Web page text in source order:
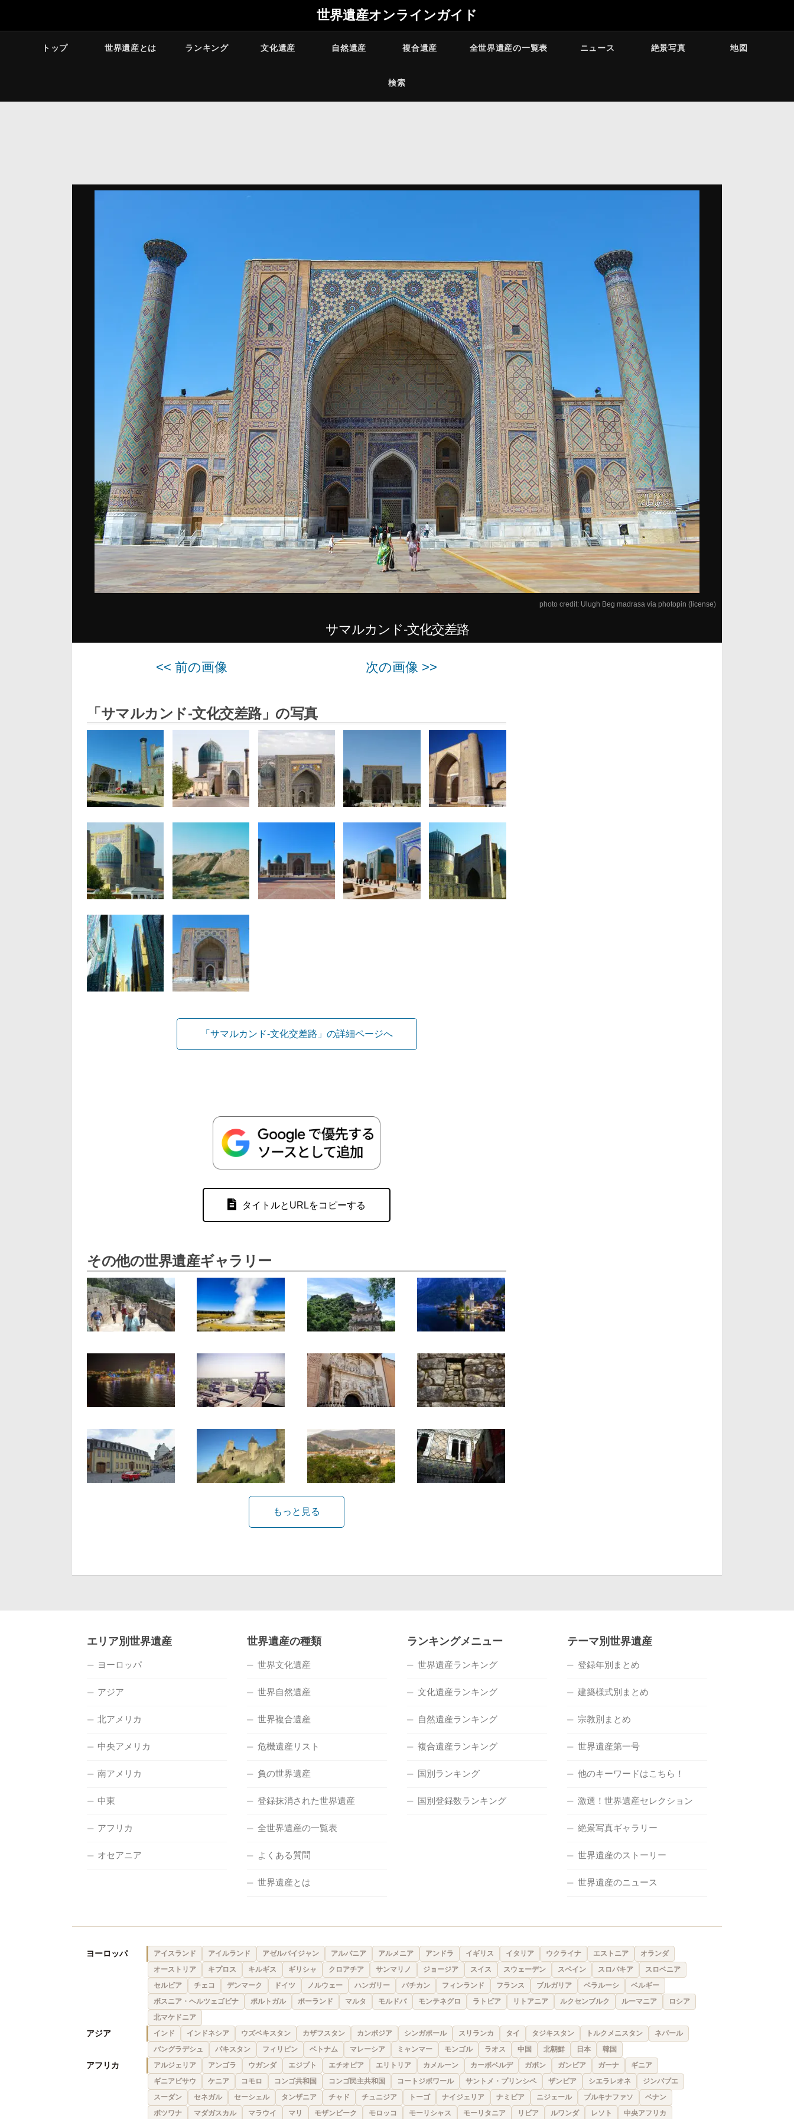
世界遺産オンラインガイド
トップ 世界遺産とは ランキング 文化遺産 自然遺産 複合遺産 全世界遺産の一覧表 ニュース 絶景写真 地図
検索
photo credit: Ulugh Beg madrasa via photopin (license)
サマルカンド-文化交差路
<< 前の画像 次の画像 >>
「サマルカンド-文化交差路」の写真
「サマルカンド-文化交差路」の詳細ページへ
タイトルとURLをコピーする
その他の世界遺産ギャラリー
もっと見る
エリア別世界遺産
ヨーロッパ
アジア
北アメリカ
中央アメリカ
南アメリカ
中東
アフリカ
オセアニア
世界遺産の種類
世界文化遺産
世界自然遺産
世界複合遺産
危機遺産リスト
負の世界遺産
登録抹消された世界遺産
全世界遺産の一覧表
よくある質問
世界遺産とは
ランキングメニュー
世界遺産ランキング
文化遺産ランキング
自然遺産ランキング
複合遺産ランキング
国別ランキング
国別登録数ランキング
テーマ別世界遺産
登録年別まとめ
建築様式別まとめ
宗教別まとめ
世界遺産第一号
他のキーワードはこちら！
激選！世界遺産セレクション
絶景写真ギャラリー
世界遺産のストーリー
世界遺産のニュース
ヨーロッパ アイスランド アイルランド アゼルバイジャン アルバニア アルメニア アンドラ イギリス イタリア ウクライナ エストニア
オランダ
オーストリア
キプロス キルギス ギリシャ クロアチア サンマリノ ジョージア スイス スウェーデン スペイン スロバキア
スロベニア
セルビア
チェコ デンマーク ドイツ ノルウェー ハンガリー バチカン フィンランド フランス ブルガリア ベラルーシ
ベルギー
ボスニア・ヘルツェゴビナ
ポルトガル ポーランド マルタ モルドバ モンテネグロ ラトビア リトアニア ルクセンブルク ルーマニア
ロシア
北マケドニア
アジア インド インドネシア ウズベキスタン カザフスタン カンボジア シンガポール スリランカ タイ タジキスタン トルクメニスタン
ネパール
バングラデシュ
パキスタン フィリピン ベトナム マレーシア ミャンマー モンゴル ラオス 中国 北朝鮮 日本 韓国
アフリカ アルジェリア アンゴラ ウガンダ エジプト エチオピア エリトリア カメルーン カーボベルデ ガボン ガンビア ガーナ
ギニア
ギニアビサウ
ケニア コモロ コンゴ共和国 コンゴ民主共和国 コートジボワール サントメ・プリンシペ ザンビア シエラレオネ
ジンバブエ
スーダン
セネガル セーシェル タンザニア チャド チュニジア トーゴ ナイジェリア ナミビア ニジェール ブルキナファソ
ベナン
ボツワナ
マダガスカル マラウイ マリ モザンビーク モロッコ モーリシャス モーリタニア リビア ルワンダ レソト 中央アフリカ